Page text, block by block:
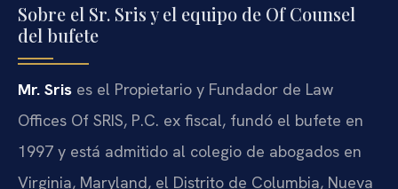
Sobre el Sr. Sris y el equipo de Of Counsel
del bufete
Mr. Sris es el Propietario y Fundador de Law
Offices Of SRIS, P.C. ex fiscal, fundó el bufete en
1997 y está admitido al colegio de abogados en
Virginia, Maryland, el Distrito de Columbia, Nueva